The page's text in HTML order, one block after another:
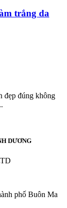
trắng da
đẹp đúng không
DƯƠNG
phố Buôn Ma